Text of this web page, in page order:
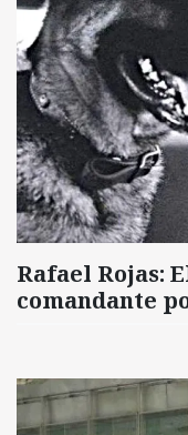
Rafael Rojas:
comandante